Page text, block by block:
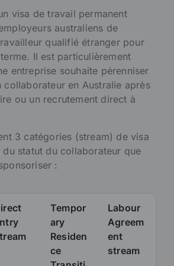
visa de travail permanent
australiens de
qualifié étranger pour
Il est particulièrement
entreprise souhaite pérenniser
collaborateur en Australie après
ou un recrutement direct à
3 catégories (stream) de visa
du statut du collaborateur que
:
Tempor
ary
Residen
ce
Labour
Agreem
ent
stream